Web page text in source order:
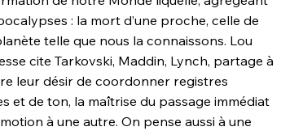
: la mort d’une proche, celle de
telle que nous la connaissons. Lou
cite Tarkovski, Maddin, Lynch, partage à
leur désir de coordonner registres
et de ton, la maîtrise du passage immédiat
à une autre. On pense aussi à une